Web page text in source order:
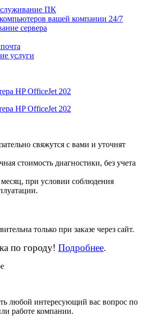
ПК
вашей компании 24/7
сервера
услуги
свяжутся с вами и уточнят
стоимость диагностики, без учета
при условии соблюдения
только при заказе через сайт.
по городу! Подробнее.
любой интересующий вас вопрос по
работе компании.